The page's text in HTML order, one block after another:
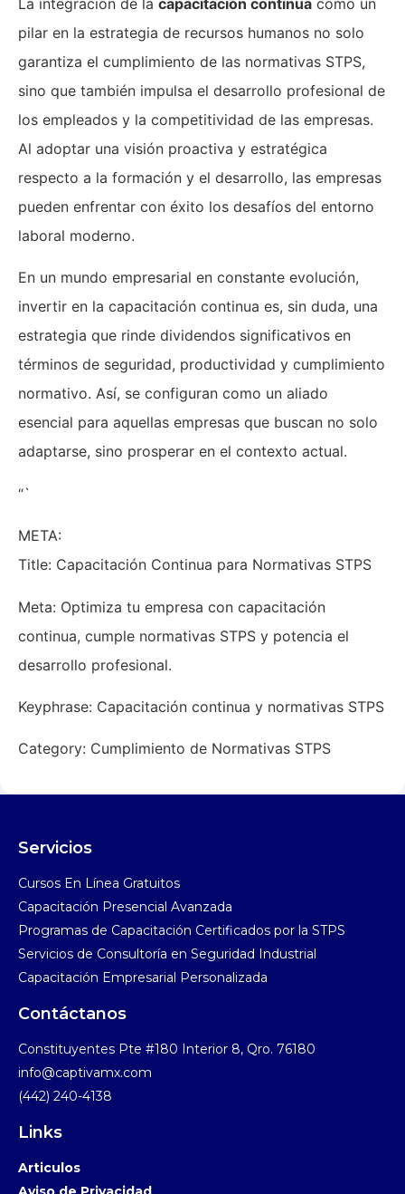
La integración de la capacitación continua como un
pilar en la estrategia de recursos humanos no solo
garantiza el cumplimiento de las normativas STPS,
sino que también impulsa el desarrollo profesional de
los empleados y la competitividad de las empresas.
Al adoptar una visión proactiva y estratégica
respecto a la formación y el desarrollo, las empresas
pueden enfrentar con éxito los desafíos del entorno
laboral moderno.
En un mundo empresarial en constante evolución,
invertir en la capacitación continua es, sin duda, una
estrategia que rinde dividendos significativos en
términos de seguridad, productividad y cumplimiento
normativo. Así, se configuran como un aliado
esencial para aquellas empresas que buscan no solo
adaptarse, sino prosperar en el contexto actual.
“`
META:
Title: Capacitación Continua para Normativas STPS
Meta: Optimiza tu empresa con capacitación
continua, cumple normativas STPS y potencia el
desarrollo profesional.
Keyphrase: Capacitación continua y normativas STPS
Category: Cumplimiento de Normativas STPS
Servicios
Cursos En Línea Gratuitos​
Capacitación Presencial Avanzada​
Programas de Capacitación Certificados por la STPS​
Servicios de Consultoría en Seguridad Industrial​
Capacitación Empresarial Personalizada
Contáctanos
Constituyentes Pte #180 Interior 8, Qro. 76180
info@captivamx.com
(442) 240-4138
Links
Articulos